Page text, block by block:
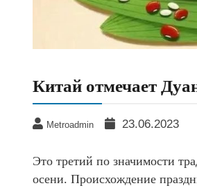
Китай отмечает
Metroadmin 23.06.2023
Это третий по значимости
осени. Происхождение